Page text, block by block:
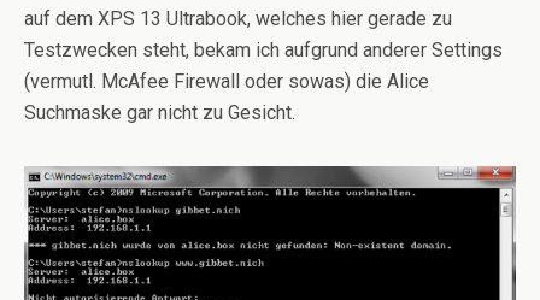
auf dem XPS 13 Ultrabook, welches hier gerade zu
Testzwecken steht, bekam ich aufgrund anderer Settings
(vermutl. McAfee Firewall oder sowas) die Alice
Suchmaske gar nicht zu Gesicht.